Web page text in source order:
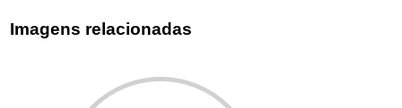
Imagens relacionadas